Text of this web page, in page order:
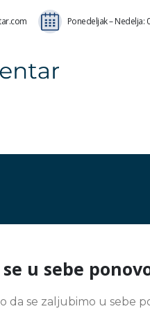
Ponedeljak – Nedelja:
u sebe
da se zaljubimo u sebe